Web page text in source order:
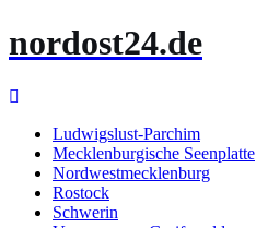
Inhalt
nordost24.de
Ludwigslust-Parchim
Mecklenburgische Seenplatte
Nordwestmecklenburg
Rostock
Schwerin